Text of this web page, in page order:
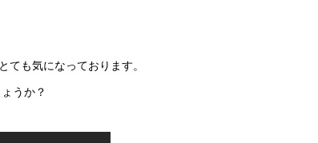
も気になっております。
うか？